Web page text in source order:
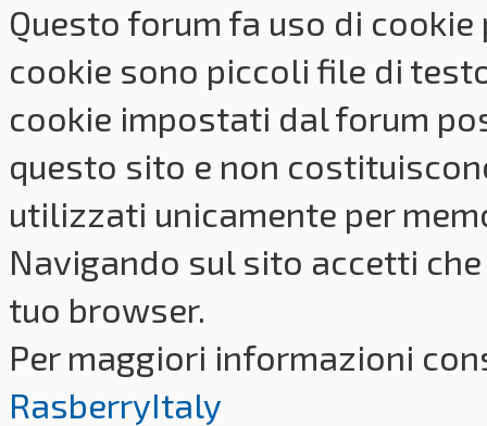
Questo forum fa uso di
cookie sono piccoli file di
cookie impostati dal forum
questo sito e non
utilizzati unicamente per
Navigando sul sito accetti
tuo browser.
Per maggiori informazioni
RasberryItaly